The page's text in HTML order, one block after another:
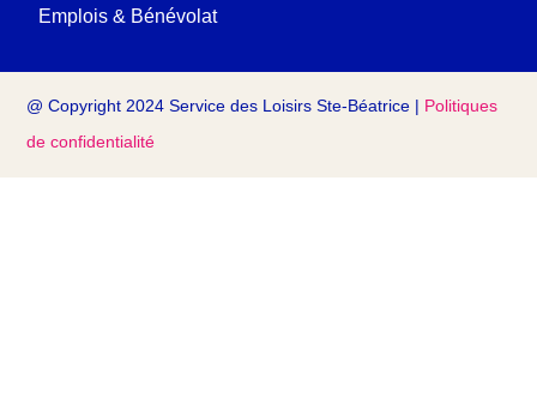
Emplois & Bénévolat
@ Copyright 2024 Service des Loisirs Ste-Béatrice | Politiques
de confidentialité